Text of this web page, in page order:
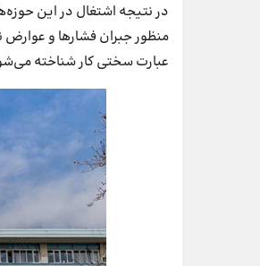
در نتیجه اشتغال در این
منظور جبران فشارها و عوارض
عبارت سختی کار شناخته